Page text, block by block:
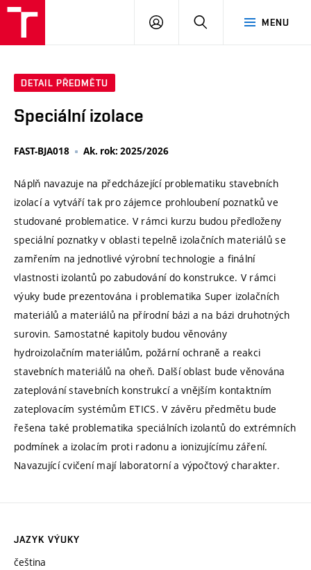
MENU
PŘIHLÁSIT
DETAIL PŘEDMĚTU
Speciální izolace
FAST-BJA018 Ak. rok: 2025/2026
Náplň navazuje na předcházející problematiku stavebních
izolací a vytváří tak pro zájemce prohloubení poznatků ve
studované problematice. V rámci kurzu budou předloženy
speciální poznatky v oblasti tepelně izolačních materiálů se
zamřením na jednotlivé výrobní technologie a finální
vlastnosti izolantů po zabudování do konstrukce. V rámci
výuky bude prezentována i problematika Super izolačních
materiálů a materiálů na přírodní bázi a na bázi druhotných
surovin. Samostatné kapitoly budou věnovány
hydroizolačním materiálům, požární ochraně a reakci
stavebních materiálů na oheň. Další oblast bude věnována
zateplování stavebních konstrukcí a vnějším kontaktním
zateplovacím systémům ETICS. V závěru předmětu bude
řešena také problematika speciálních izolantů do extrémních
podmínek a izolacím proti radonu a ionizujícímu záření.
Navazující cvičení mají laboratorní a výpočtový charakter.
JAZYK VÝUKY
čeština